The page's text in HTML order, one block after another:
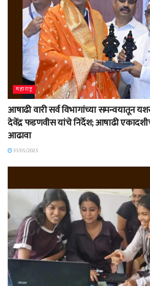
महाराष्ट्र
आषाढी वारी सर्व विभागांच्या समन्वयातून
देवेंद्र फडणवीस यांचे निर्देश; आषाढी
आढावा
31/05/2025